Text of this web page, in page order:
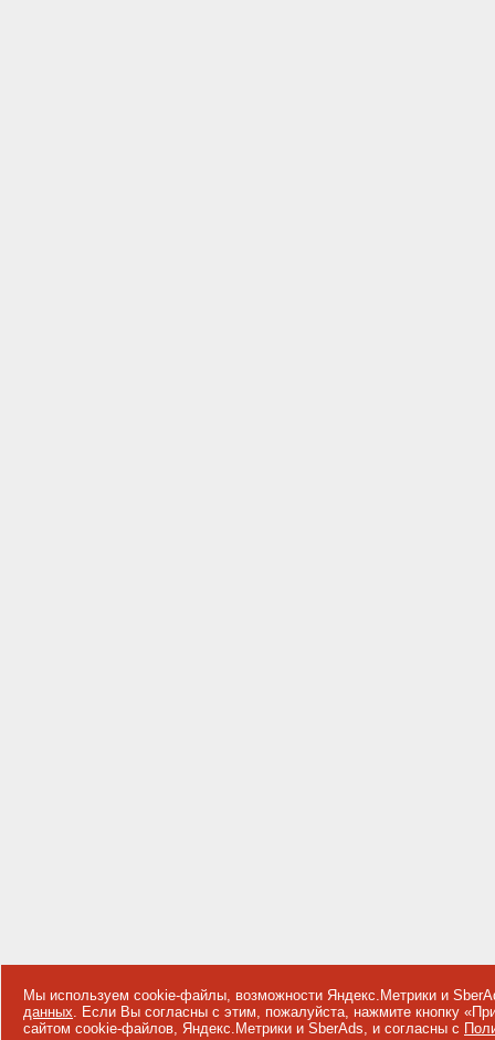
Мы используем cookie-файлы, возможности Яндекс.Метрики и
данных. Если Вы согласны с этим, пожалуйста, нажмите кнопку
сайтом cookie-файлов, Яндекс.Метрики и SberAds, и согласны с